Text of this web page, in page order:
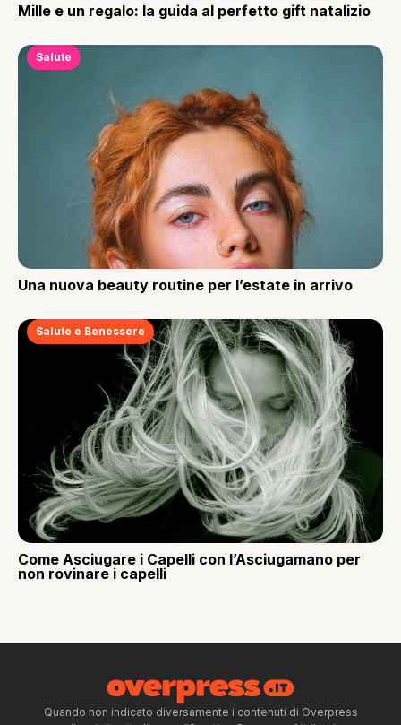
Mille e un regalo: la guida al perfetto gift natalizio
Salute
Una nuova beauty routine per l’estate in arrivo
Salute e Benessere
Come Asciugare i Capelli con l’Asciugamano per
non rovinare i capelli
Quando non indicato diversamente i contenuti di Overpress